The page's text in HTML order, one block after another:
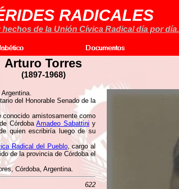
RADICALES
de la Unión Cívica Radical día por día.
Arturo Torres
(1897-1968)
del Honorable Senado de la
conocido amistosamente como
CórdobaAmadeo Sabattini y
quien escribiría luego de su
Radical del Pueblo, cargo al
de la provincia de Córdoba el
Córdoba, Argentina.
622